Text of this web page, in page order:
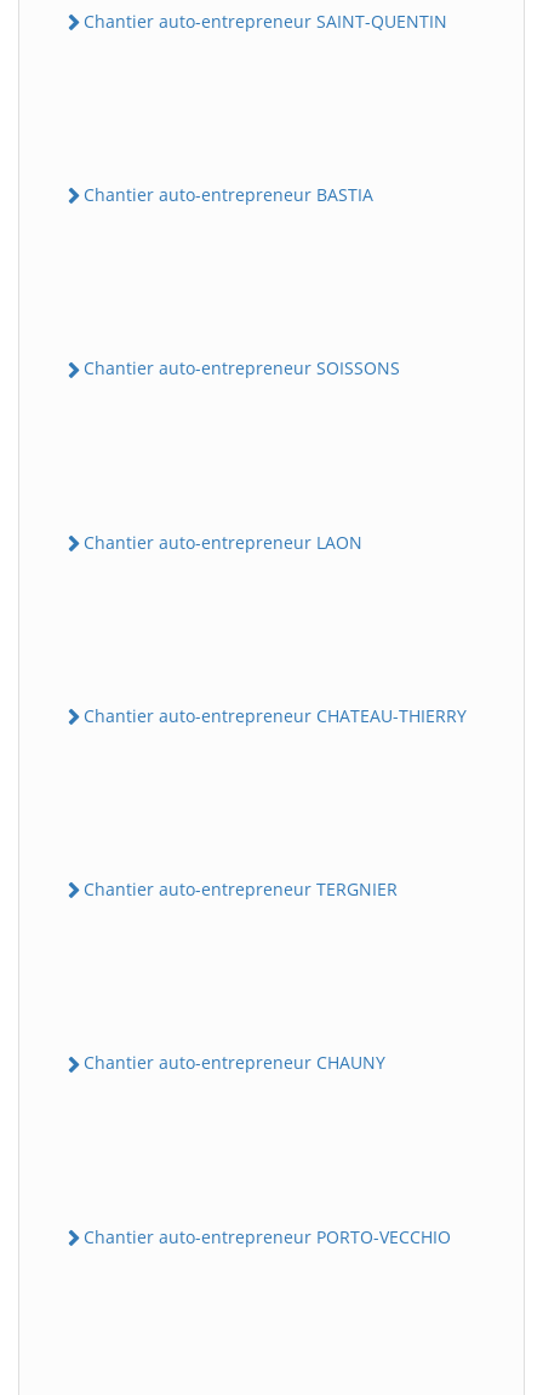
Chantier auto-entrepreneur SAINT-QUENTIN
Chantier auto-entrepreneur BASTIA
Chantier auto-entrepreneur SOISSONS
Chantier auto-entrepreneur LAON
Chantier auto-entrepreneur CHATEAU-THIERRY
Chantier auto-entrepreneur TERGNIER
Chantier auto-entrepreneur CHAUNY
Chantier auto-entrepreneur PORTO-VECCHIO